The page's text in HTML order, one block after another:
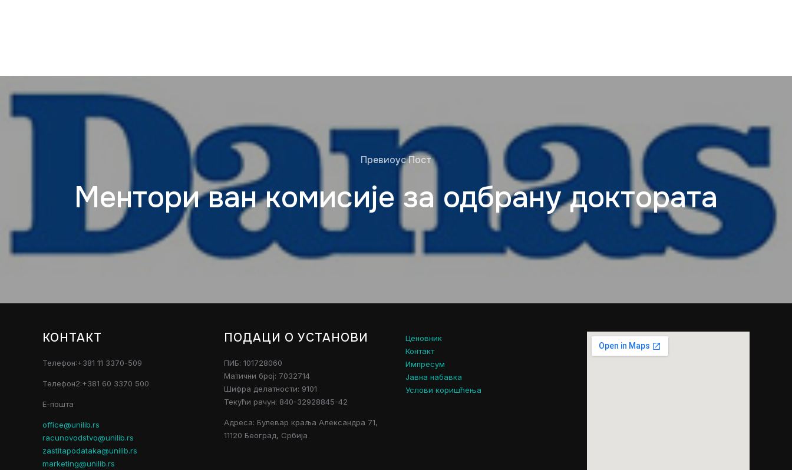
Превиоус Пост
Ментори ван комисије за одбрану доктората
КОНТАКТ
Телефон:+381 11 3370-509
Телефон2:+381 60 3370 500
Е-пошта
office@unilib.rs
racunovodstvo@unilib.rs
zastitapodataka@unilib.rs
marketing@unilib.rs
ПОДАЦИ О УСТАНОВИ
ПИБ: 101728060
Матични број: 7032714
Шифра делатности: 9101
Текући рачун: 840-32928845-42
Адреса: Булевар краља Александра 71,
11120 Београд, Србија
Ценовник
Контакт
Импресум
Јавна набавка
Услови коришћења